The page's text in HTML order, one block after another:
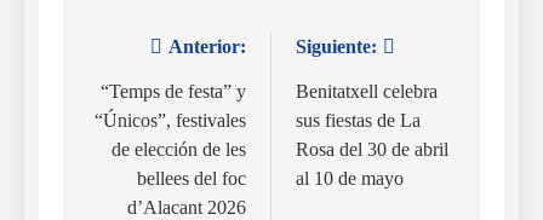
Navegación
de
entradas
Anterior:
“Temps de festa” y
“Únicos”, festivales
de elección de les
bellees del foc
d’Alacant 2026
Siguiente:
Benitatxell celebra
sus fiestas de La
Rosa del 30 de abril
al 10 de mayo